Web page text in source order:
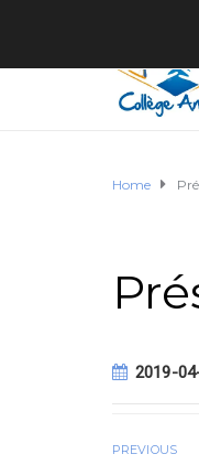
Home
2019-
PREVIOUS